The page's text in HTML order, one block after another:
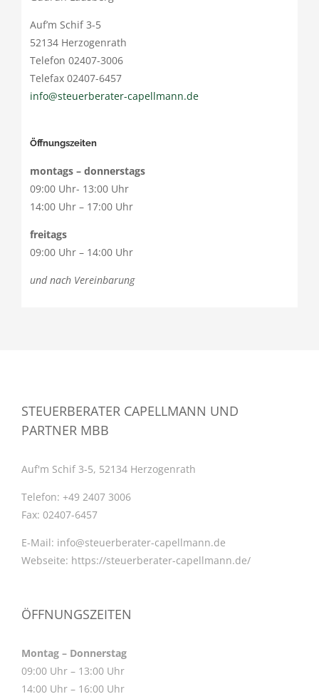
Auf’m Schif 3-5
52134 Herzogenrath
Telefon 02407-3006
Telefax 02407-6457
info@steuerberater-capellmann.de
Öffnungszeiten
montags – donnerstags
09:00 Uhr- 13:00 Uhr
14:00 Uhr – 17:00 Uhr
freitags
09:00 Uhr – 14:00 Uhr
und nach Vereinbarung
STEUERBERATER CAPELLMANN UND
PARTNER MBB
Auf'm Schif 3-5, 52134 Herzogenrath
Telefon: +49 2407 3006
Fax: 02407-6457
E-Mail: info@steuerberater-capellmann.de
Webseite: https://steuerberater-capellmann.de/
ÖFFNUNGSZEITEN
Montag – Donnerstag
09:00 Uhr – 13:00 Uhr
14:00 Uhr – 16:00 Uhr